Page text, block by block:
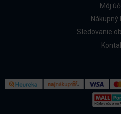
Môj
Nákupný
Sledovanie